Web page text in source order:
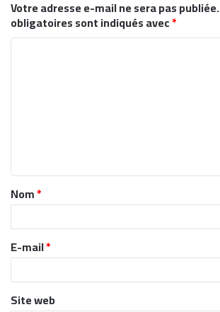
Votre adresse e-mail ne sera pas publiée.
obligatoires sont indiqués avec*
t
a
r
e
*
Nom*
E-mail*
Site web